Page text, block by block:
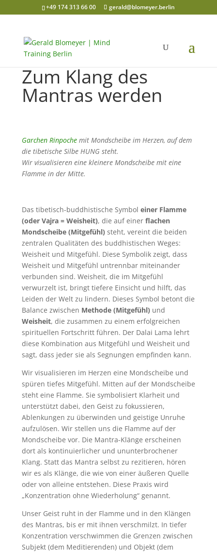
+49 174 313 66 00 gerald@blomeyer.berlin
Zum Klang des
Mantras werden
Garchen Rinpochemit Mondscheibe im Herzen, auf dem
die tibetische Silbe HUNG steht.
Wir visualisieren eine kleinere Mondscheibe mit eine
Flamme in der Mitte.
Das tibetisch-buddhistische Symbol einer Flamme
(oder Vajra = Weisheit), die auf einer flachen
Mondscheibe (Mitgefühl) steht, vereint die beiden
zentralen Qualitäten des buddhistischen Weges:
Weisheit und Mitgefühl. Diese Symbolik zeigt, dass
Weisheit und Mitgefühl untrennbar miteinander
verbunden sind. Weisheit, die im Mitgefühl
verwurzelt ist, bringt tiefere Einsicht und hilft, das
Leiden der Welt zu lindern. Dieses Symbol betont die
Balance zwischen Methode (Mitgefühl) und
Weisheit, die zusammen zu einem erfolgreichen
spirituellen Fortschritt führen. Der Dalai Lama lehrt
diese Kombination aus Mitgefühl und Weisheit und
sagt, dass jeder sie als Segnungen empfinden kann.
Wir visualisieren im Herzen eine Mondscheibe und
spüren tiefes Mitgefühl. Mitten auf der Mondscheibe
steht eine Flamme. Sie symbolisiert Klarheit und
unterstützt dabei, den Geist zu fokussieren,
Ablenkungen zu überwinden und geistige Unruhe
aufzulösen. Wir stellen uns die Flamme auf der
Mondscheibe vor. Die Mantra-Klänge erscheinen
dort als kontinuierlicher und ununterbrochener
Klang. Statt das Mantra selbst zu rezitieren, hören
wir es als Klänge, die wie von einer äußeren Quelle
oder von alleine entstehen. Diese Praxis wird
„Konzentration ohne Wiederholung“ genannt.
Unser Geist ruht in der Flamme und in den Klängen
des Mantras, bis er mit ihnen verschmilzt. In tiefer
Konzentration verschwimmen die Grenzen zwischen
Subjekt (dem Meditierenden) und Objekt (dem